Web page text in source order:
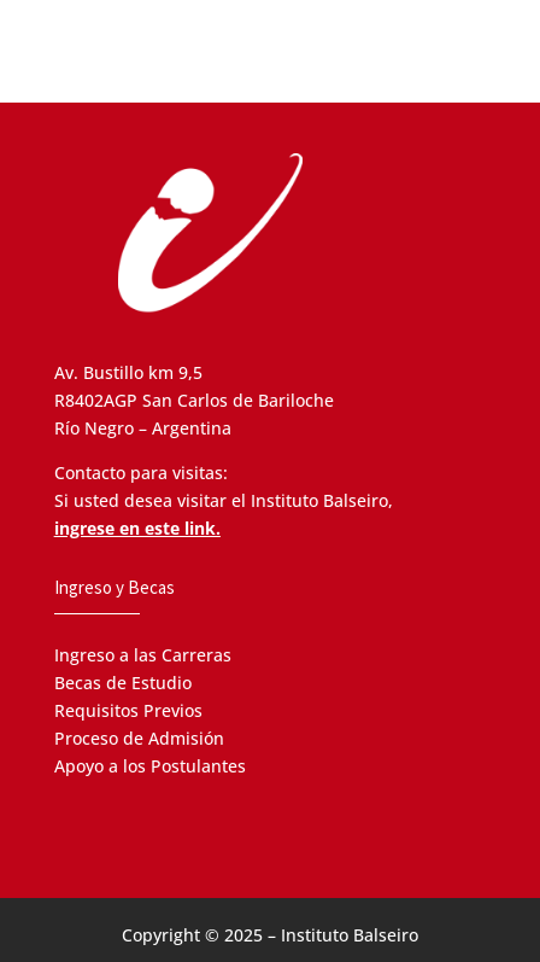
Av. Bustillo km 9,5
R8402AGP San Carlos de Bariloche
Río Negro – Argentina
Contacto para visitas:
Si usted desea visitar el Instituto Balseiro,
ingrese en este link.
Ingreso y Becas
Ingreso a las Carreras
Becas de Estudio
Requisitos Previos
Proceso de Admisión
Apoyo a los Postulantes
Copyright © 2025 – Instituto Balseiro